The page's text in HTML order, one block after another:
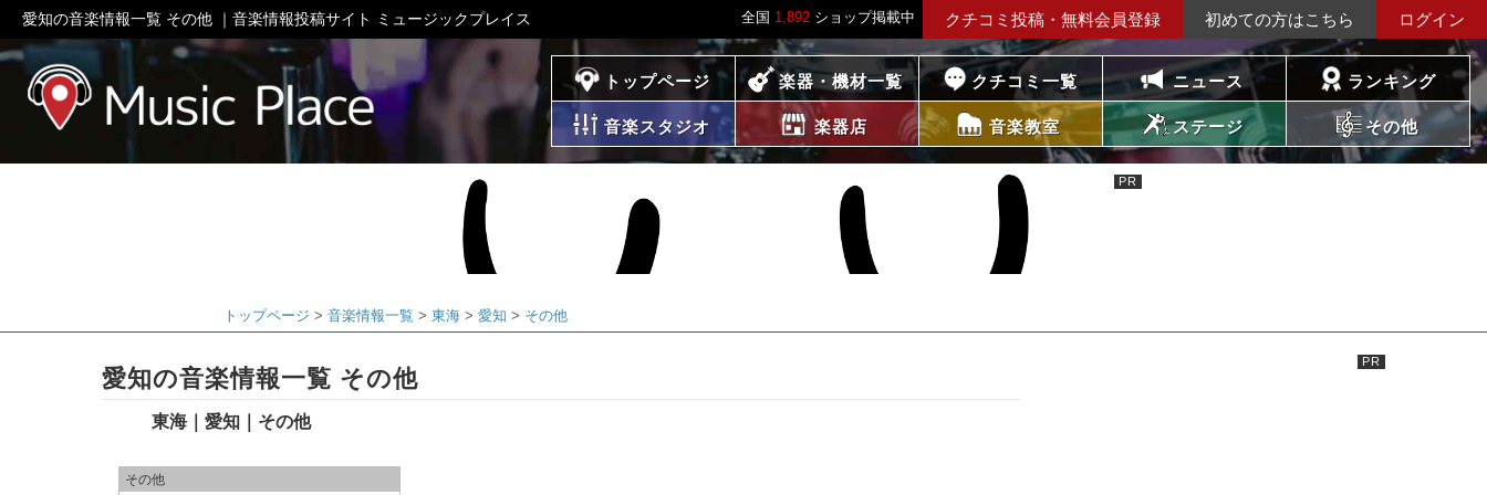
全国 1,892 ショップ掲載中 クチコミ投稿・無料会員登録 初めての方はこちら ログイン
愛知の音楽情報一覧 その他 ｜音楽情報投稿サイト ミュージックプレイス
ミュージックプレイス トップページ 楽器・機材一覧 クチコミ一覧 ニュース ランキング
音楽スタジオ 楽器店 音楽教室 ステージ その他
トップページ 音楽情報一覧 東海 愛知 その他
愛知の音楽情報一覧 その他
東海｜愛知｜その他
その他